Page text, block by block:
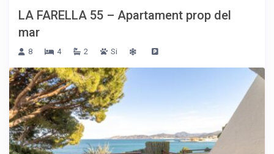
LA FARELLA 55 – Apartament prop del
mar
8 4 2 Si